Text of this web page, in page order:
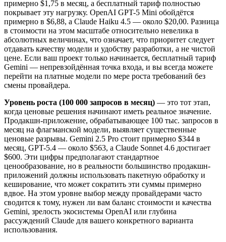
примерно $1,75 в месяц, а бесплатный тариф полностью
покрывает эту нагрузку. OpenAI GPT-5 Mini обойдётся
примерно в $6,88, а Claude Haiku 4.5 — около $20,00. Разница
в стоимости на этом масштабе относительно невелика в
абсолютных величинах, что означает, что приоритет следует
отдавать качеству модели и удобству разработки, а не чистой
цене. Если ваш проект только начинается, бесплатный тариф
Gemini — непревзойдённая точка входа, и вы всегда можете
перейти на платные модели по мере роста требований без
смены провайдера.
Уровень роста (100 000 запросов в месяц) — это тот этап,
когда ценовые решения начинают иметь реальное значение.
Продакшн-приложение, обрабатывающее 100 тыс. запросов в
месяц на флагманской модели, выявляет существенные
ценовые разрывы. Gemini 2.5 Pro стоит примерно $344 в
месяц, GPT-5.4 — около $563, а Claude Sonnet 4.6 достигает
$600. Эти цифры предполагают стандартное
ценообразование, но в реальности большинство продакшн-
приложений должны использовать пакетную обработку и
кеширование, что может сократить эти суммы примерно
вдвое. На этом уровне выбор между провайдерами часто
сводится к тому, нужен ли вам баланс стоимости и качества
Gemini, зрелость экосистемы OpenAI или глубина
рассуждений Claude для вашего конкретного варианта
использования.